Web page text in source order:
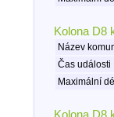
Kolona D8
Název
Čas události
Maximální
Kolona D8